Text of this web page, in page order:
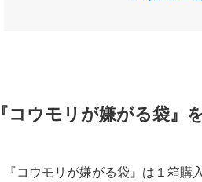
『コウモリが嫌がる袋』
『コウモリが嫌がる袋』は１箱購